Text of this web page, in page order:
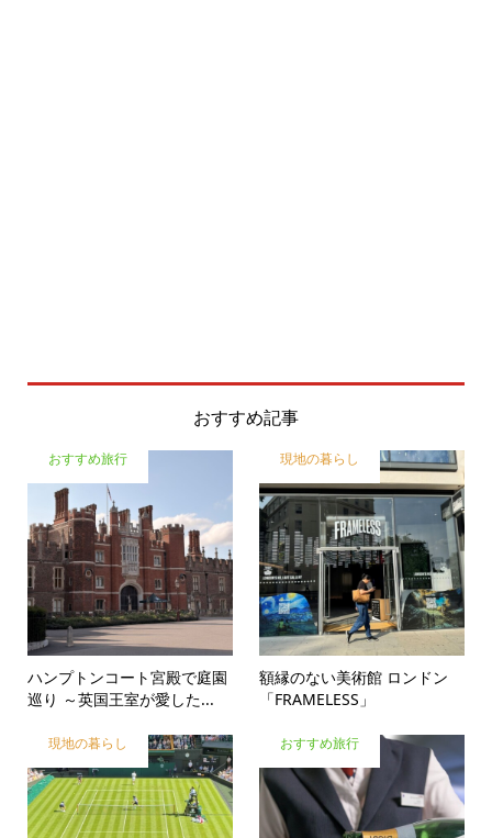
おすすめ記事
おすすめ旅行
ハンプトンコート宮殿で庭園
巡り ～英国王室が愛した...
現地の暮らし
額縁のない美術館 ロンドン
「FRAMELESS」
現地の暮らし おすすめ旅行